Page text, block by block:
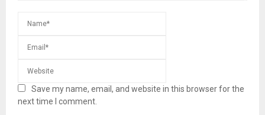
Save my name, email, and website in this browser for the
next time I comment.